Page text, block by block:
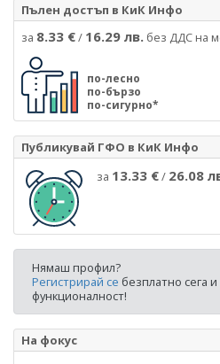
Пълен достъп в КиК Инфо
за 8.33 €/ 16.29 лв. без ДДС на
по-лесно
по-бързо
по-сигурно*
Публикувай ГФО в КиК Инфо
за 13.33 €/ 26.08
Нямаш профил?
Регистрирай се безплатно сега
функционалност!
На фокус